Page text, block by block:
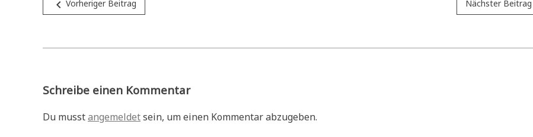
navigate_before Vorheriger Beitrag Nächster Beitrag
Schreibe einen Kommentar
Du musstangemeldetsein, um einen Kommentar abzugeben.